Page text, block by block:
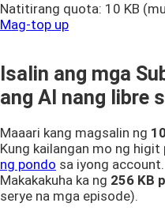
Natitirang quota: 10 KB
Mag-top up
Isalin ang mga
ang AI nang libre
Maaari kang magsalin ng
Kung kailangan mo ng higit
ng pondo sa iyong account.
Makakakuha ka ng 256 KB
serye na mga episode).